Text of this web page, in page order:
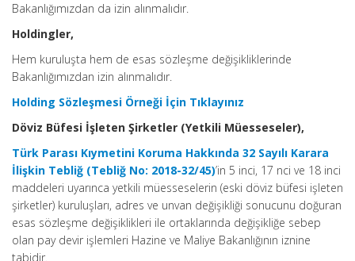
Bakanlığımızdan da izin alınmalıdır.
Holdingler,
Hem kuruluşta hem de esas sözleşme değişikliklerinde
Bakanlığımızdan izin alınmalıdır.
Holding Sözleşmesi Örneği İçin Tıklayınız
Döviz Büfesi İşleten Şirketler (Yetkili Müesseseler),
Türk Parası Kıymetini Koruma Hakkında 32 Sayılı Karara
İlişkin Tebliğ (Tebliğ No: 2018-32/45)’in 5 inci, 17 nci ve 18 inci
maddeleri uyarınca yetkili müesseselerin (eski döviz büfesi işleten
şirketler) kuruluşları, adres ve unvan değişikliği sonucunu doğuran
esas sözleşme değişiklikleri ile ortaklarında değişikliğe sebep
olan pay devir işlemleri Hazine ve Maliye Bakanlığının iznine
tabidir.